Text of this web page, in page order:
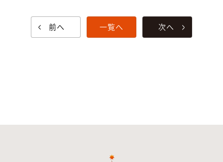
前へ 一覧へ 次へ